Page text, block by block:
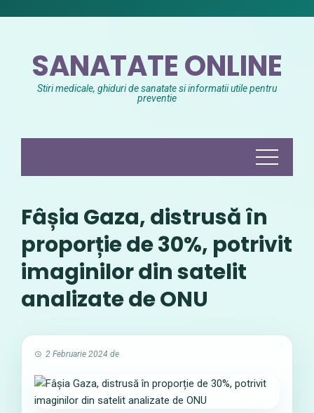
SANATATE ONLINE
Stiri medicale, ghiduri de sanatate si informatii utile pentru
preventie
Fâșia Gaza, distrusă în
proporție de 30%, potrivit
imaginilor din satelit
analizate de ONU
2 Februarie 2024 de